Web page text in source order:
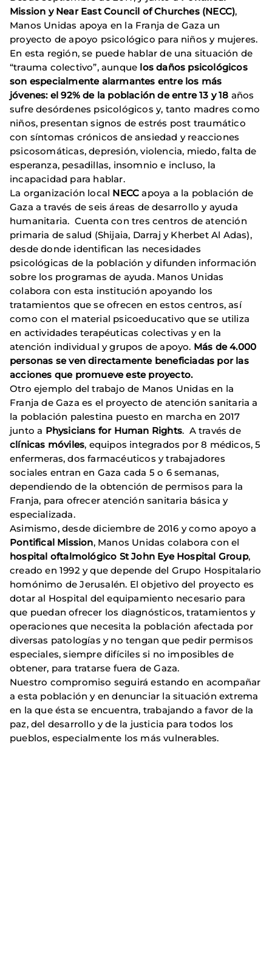
Mission y Near East Council of Churches (NECC),
Manos Unidas apoya en la Franja de Gaza un
proyecto de apoyo psicológico para niños y mujeres.
En esta región, se puede hablar de una situación de
“trauma colectivo”, aunque los daños psicológicos
son especialmente alarmantes entre los más
jóvenes: el 92% de la población de entre 13 y 18 años
sufre desórdenes psicológicos y, tanto madres como
niños, presentan signos de estrés post traumático
con síntomas crónicos de ansiedad y reacciones
psicosomáticas, depresión, violencia, miedo, falta de
esperanza, pesadillas, insomnio e incluso, la
incapacidad para hablar.
La organización local NECC apoya a la población de
Gaza a través de seis áreas de desarrollo y ayuda
humanitaria. Cuenta con tres centros de atención
primaria de salud (Shijaia, Darraj y Kherbet Al Adas),
desde donde identifican las necesidades
psicológicas de la población y difunden información
sobre los programas de ayuda. Manos Unidas
colabora con esta institución apoyando los
tratamientos que se ofrecen en estos centros, así
como con el material psicoeducativo que se utiliza
en actividades terapéuticas colectivas y en la
atención individual y grupos de apoyo. Más de 4.000
personas se ven directamente beneficiadas por las
acciones que promueve este proyecto.
Otro ejemplo del trabajo de Manos Unidas en la
Franja de Gaza es el proyecto de atención sanitaria a
la población palestina puesto en marcha en 2017
junto a Physicians for Human Rights. A través de
clínicas móviles, equipos integrados por 8 médicos, 5
enfermeras, dos farmacéuticos y trabajadores
sociales entran en Gaza cada 5 o 6 semanas,
dependiendo de la obtención de permisos para la
Franja, para ofrecer atención sanitaria básica y
especializada.
Asimismo, desde diciembre de 2016 y como apoyo a
Pontifical Mission, Manos Unidas colabora con el
hospital oftalmológico St John Eye Hospital Group,
creado en 1992 y que depende del Grupo Hospitalario
homónimo de Jerusalén. El objetivo del proyecto es
dotar al Hospital del equipamiento necesario para
que puedan ofrecer los diagnósticos, tratamientos y
operaciones que necesita la población afectada por
diversas patologías y no tengan que pedir permisos
especiales, siempre difíciles si no imposibles de
obtener, para tratarse fuera de Gaza.
Nuestro compromiso seguirá estando en acompañar
a esta población y en denunciar la situación extrema
en la que ésta se encuentra, trabajando a favor de la
paz, del desarrollo y de la justicia para todos los
pueblos, especialmente los más vulnerables.